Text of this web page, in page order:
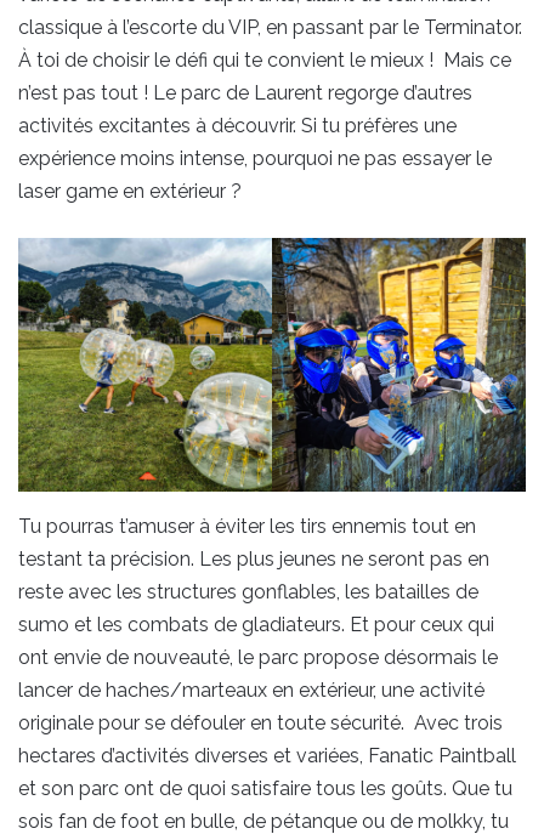
classique à l’escorte du VIP, en passant par le Terminator.
À toi de choisir le défi qui te convient le mieux ! Mais ce
n’est pas tout ! Le parc de Laurent regorge d’autres
activités excitantes à découvrir. Si tu préfères une
expérience moins intense, pourquoi ne pas essayer le
laser game en extérieur ?
Tu pourras t’amuser à éviter les tirs ennemis tout en
testant ta précision. Les plus jeunes ne seront pas en
reste avec les structures gonflables, les batailles de
sumo et les combats de gladiateurs. Et pour ceux qui
ont envie de nouveauté, le parc propose désormais le
lancer de haches/marteaux en extérieur, une activité
originale pour se défouler en toute sécurité. Avec trois
hectares d’activités diverses et variées, Fanatic Paintball
et son parc ont de quoi satisfaire tous les goûts. Que tu
sois fan de foot en bulle, de pétanque ou de molkky, tu